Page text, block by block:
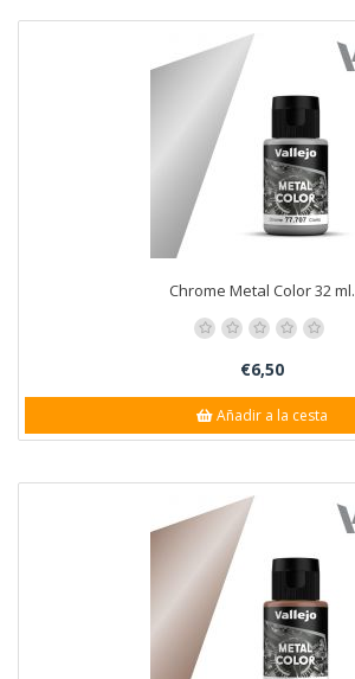
Chrome Metal Color 32 ml.
€6,50
Añadir a la cesta